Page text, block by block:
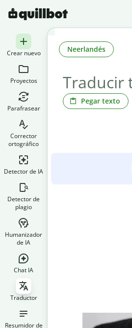
Crear nuevo
Proyectos
Parafrasear
Corrector
ortográfico
Detector de IA
Detector de
plagio
Humanizador
de IA
Chat IA
Traductor
Resumidor de
Pegar texto
Neerlandés